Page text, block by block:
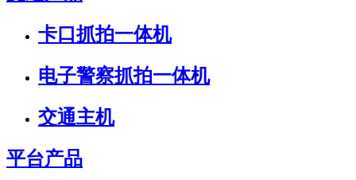
卡口抓拍一体机
电子警察抓拍一体机
交通主机
平台产品